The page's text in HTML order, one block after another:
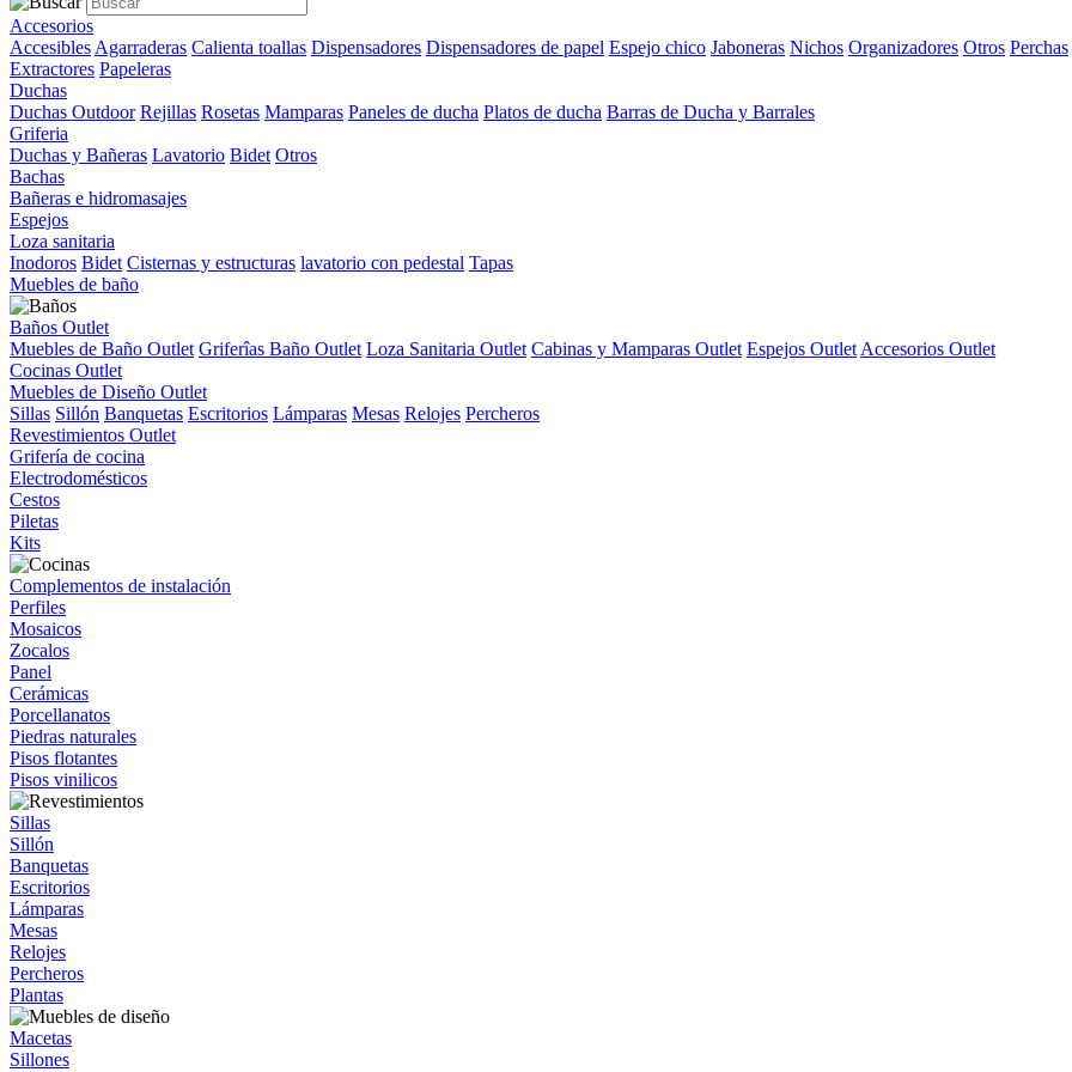
Accesorios
Accesibles Agarraderas Calienta toallas Dispensadores Dispensadores de papel Espejo chico Jaboneras Nichos Organizadores Otros Perchas
Extractores Papeleras
Duchas
Duchas Outdoor Rejillas Rosetas Mamparas Paneles de ducha Platos de ducha Barras de Ducha y Barrales
Griferia
Duchas y Bañeras Lavatorio Bidet Otros
Bachas
Bañeras e hidromasajes
Espejos
Loza sanitaria
Inodoros Bidet Cisternas y estructuras lavatorio con pedestal Tapas
Muebles de baño
Baños Outlet
Muebles de Baño Outlet Griferîas Baño Outlet Loza Sanitaria Outlet Cabinas y Mamparas Outlet Espejos Outlet Accesorios Outlet
Cocinas Outlet
Muebles de Diseño Outlet
Sillas Sillón Banquetas Escritorios Lámparas Mesas Relojes Percheros
Revestimientos Outlet
Grifería de cocina
Electrodomésticos
Cestos
Piletas
Kits
Complementos de instalación
Perfiles
Mosaicos
Zocalos
Panel
Cerámicas
Porcellanatos
Piedras naturales
Pisos flotantes
Pisos vinilicos
Sillas
Sillón
Banquetas
Escritorios
Lámparas
Mesas
Relojes
Percheros
Plantas
Macetas
Sillones